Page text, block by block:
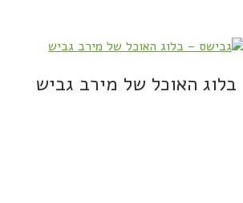
בלוג האוכל של מירב גביש